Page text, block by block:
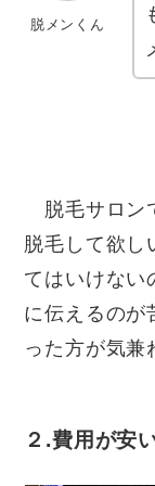
脱メンくん
脱毛サロン
脱毛して欲し
てはいけない
に伝えるのが
った方が気兼
２.費用が安